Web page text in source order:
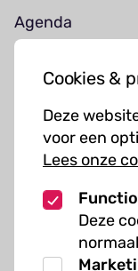
Cookies &
Deze
voor een
Lees onze
Deze
Agenda
Kunst cursussen
Over ons
Organisatie